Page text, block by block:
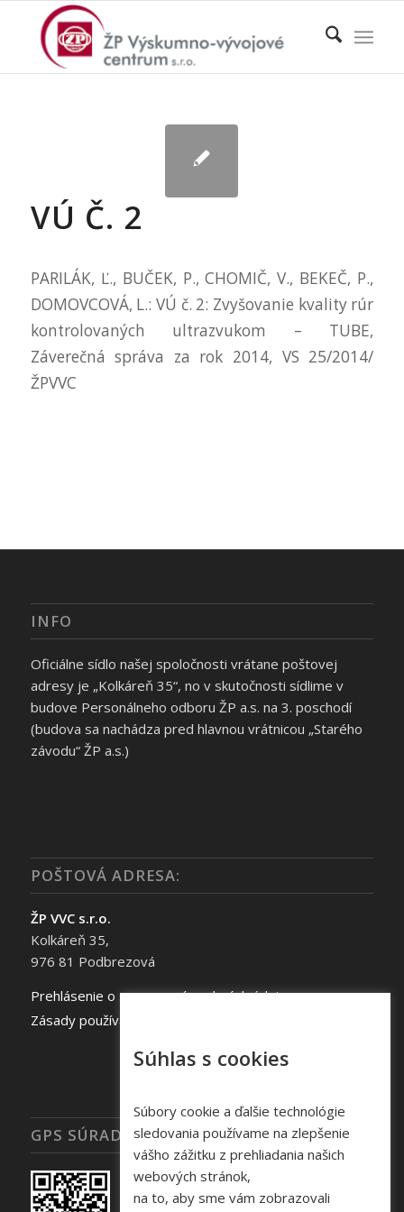
VÚ Č. 2
PARILÁK, Ľ., BUČEK, P., CHOMIČ, V., BEKEČ, P.,
DOMOVCOVÁ, L.: VÚ č. 2: Zvyšovanie kvality rúr
kontrolovaných ultrazvukom – TUBE,
Záverečná správa za rok 2014, VS 25/2014/
ŽPVVC
INFO
Oficiálne sídlo našej spoločnosti vrátane poštovej
adresy je „Kolkáreň 35“, no v skutočnosti sídlime v
budove Personálneho odboru ŽP a.s. na 3. poschodí
(budova sa nachádza pred hlavnou vrátnicou „Starého
závodu“ ŽP a.s.)
POŠTOVÁ ADRESA:
ŽP VVC s.r.o.
Kolkáreň 35,
976 81 Podbrezová
Prehlásenie o spracovaní osobných údajov
Zásady používania súborov cookie
GPS SÚRADNICE
Súhlas s cookies
Súbory cookie a ďalšie technológie
sledovania používame na zlepšenie
vášho zážitku z prehliadania našich
webových stránok,
na to, aby sme vám zobrazovali